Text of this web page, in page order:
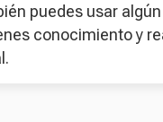
puedes usar
conocimiento y